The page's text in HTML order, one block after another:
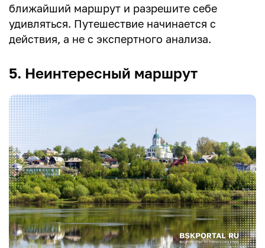
ближайший маршрут и разрешите себе
удивляться. Путешествие начинается с
действия, а не с экспертного анализа.
5. Неинтересный маршрут